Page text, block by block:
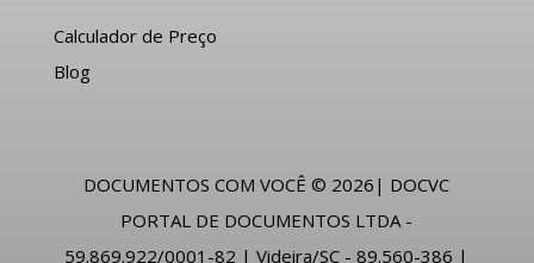
Calculador de Preço
Blog
DOCUMENTOS COM VOCÊ © 2026| DOCVC
PORTAL DE DOCUMENTOS LTDA -
59.869.922/0001-82 | Videira/SC - 89.560-386 |